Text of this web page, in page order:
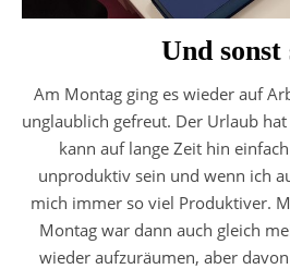
Und sonst
Am Montag ging es wieder auf
unglaublich gefreut. Der Urlaub
kann auf lange Zeit hin
unproduktiv sein und wenn ich
mich immer so viel Produktiver.
Montag war dann auch gleich
wieder aufzuräumen, aber